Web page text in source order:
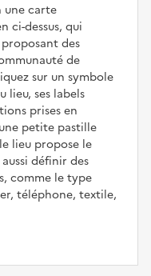
une carte
ci-dessus, qui
des
de
sur un symbole
lieu, ses labels
prises en
petite pastille
lieu propose le
définir des
comme le type
téléphone, textile,